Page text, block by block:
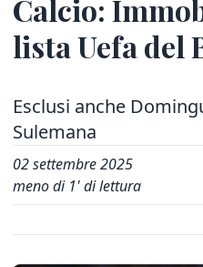
Calcio:
lista Uefa del
Esclusi anche
Sulemana
02 settembre 2025
meno di 1' di lettura